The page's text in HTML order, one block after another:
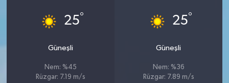
25°
Güneşli
Nem: %45
Rüzgar: 7.19 m/s
25°
Güneşli
Nem: %36
Rüzgar: 7.89 m/s